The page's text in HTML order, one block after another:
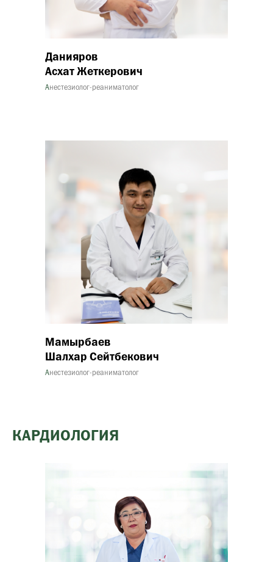
Данияров
Асхат Жеткерович
А нестезиолог-реаниматолог
Мамырбаев
Шалхар Сейтбекович
А нестезиолог-реаниматолог
КАРДИОЛОГИЯ